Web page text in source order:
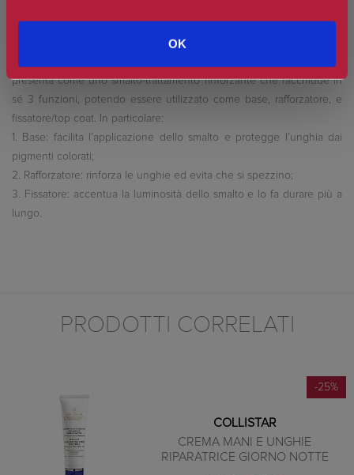
OK
3 in 1 Base - Rafforzatore - Fissatore: l'iconico smalto best-seller 3in1
torna rinnovato e potenziato. Arricchito con un ingrediente naturale
presenta come uno smalto-trattamento rinforzante che racchiude in
sé 3 funzioni, potendo essere utilizzato come base, rafforzatore, e
fissatore/top coat. In particolare:
1. Base: facilita l’applicazione dello smalto e protegge l’unghia dai
pigmenti colorati;
2. Rafforzatore: rinforza le unghie ed evita che si spezzino;
3. Fissatore: accentua la luminosità dello smalto e lo fa durare più a
lungo.
PRODOTTI CORRELATI
-25%
COLLISTAR
CREMA MANI E UNGHIE
RIPARATRICE GIORNO NOTTE